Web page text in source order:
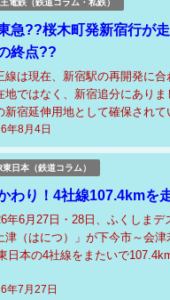
電鉄（鉄道コラム・私鉄）
急??桜木町発新宿行が
終点??
年8月4日
線は現在、新宿駅の再開発に
地ではなく、新宿追分にあり
新宿延伸用地として確保され
の競合などから新宿延伸を断念
東日本（鉄道コラム）
わり！4社線107.4kmを
年7月27日
年6月27日・28日、ふくしま
津（はにつ）」が下今市～会
日本の4社線をまたいで